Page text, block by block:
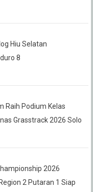
Hiu Selatan
8
Raih Podium Kelas
Grasstrack 2026 Solo
2026
2 Putaran 1 Siap